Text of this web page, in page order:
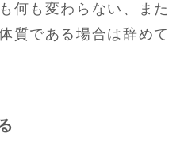
何も変わらない、また
質である場合は辞めて